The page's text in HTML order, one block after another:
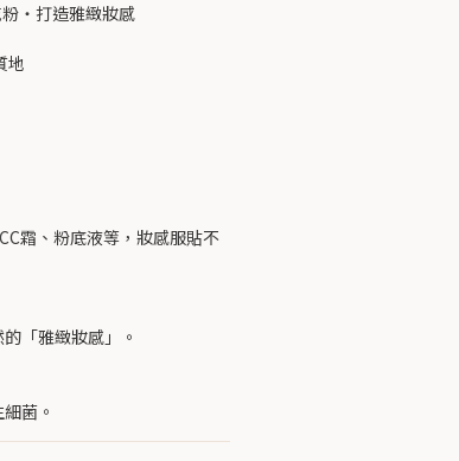
・打造雅緻妝感
地
霜、粉底液等，妝感服貼不
「雅緻妝感」。
菌。